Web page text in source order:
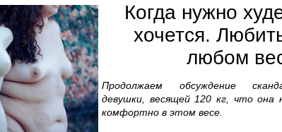
Когда нужно
хочется.
любом
Продолжаем обсуждение
девушки, весящей 120 кг, что она
комфортно в этом весе.